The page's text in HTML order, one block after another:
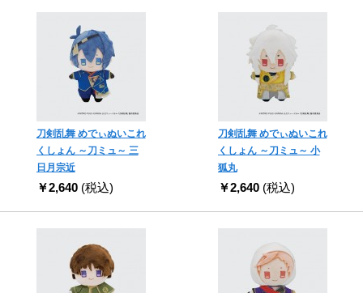
刀剣乱舞 めでぃぬいこれ
くしょん ～刀ミュ～ 三
日月宗近
￥2,640 (税込)
刀剣乱舞 めでぃぬいこれ
くしょん ～刀ミュ～ 小
狐丸
￥2,640 (税込)